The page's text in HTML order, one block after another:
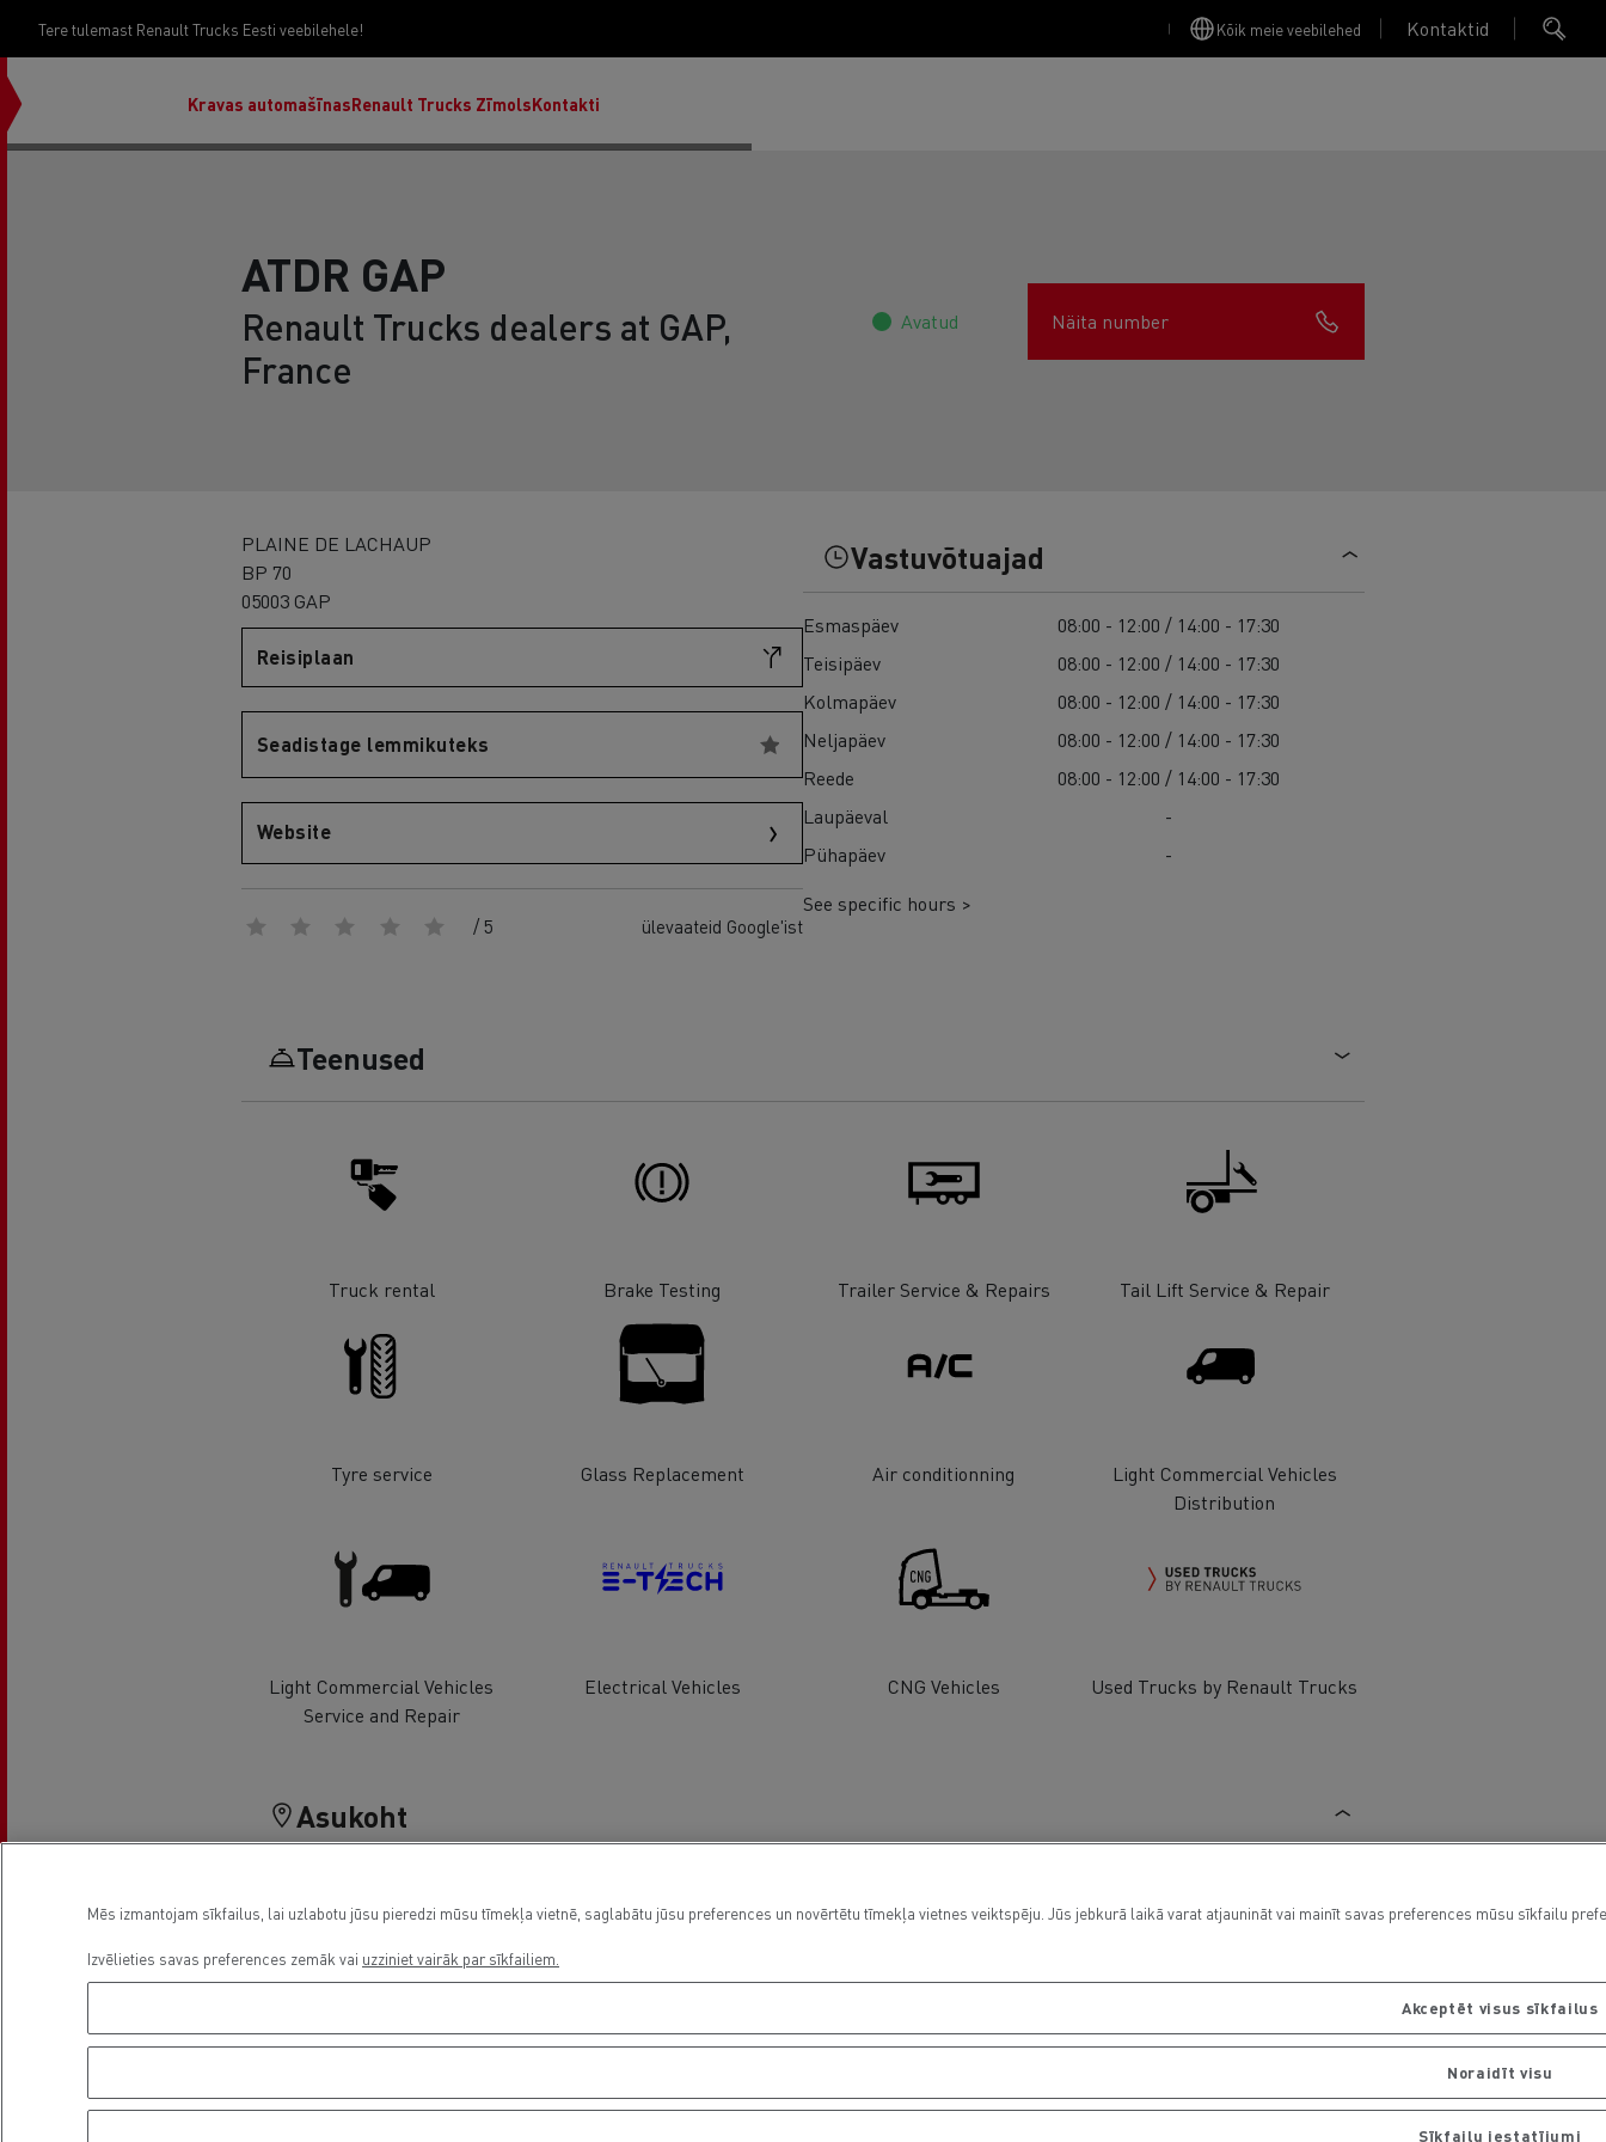
Tere tulemast Renault Trucks Eesti veebilehele! Kõik meie veebilehed Kontaktid
Kravas automašīnas
Master & Master Red Edition
Finansējums un apdrošināšana
Apkope
Renault Trucks ZīmolsKontakti
ATDR GAP
Renault Trucks dealers at GAP,
France
Avatud Näita number
PLAINE DE LACHAUP
BP 70
05003 GAP
Reisiplaan
Seadistage lemmikuteks
Website
/ 5 ülevaateid Google'ist
Vastuvõtuajad
Esmaspäev
08:00 - 12:00 / 14:00 - 17:30
Teisipäev
08:00 - 12:00 / 14:00 - 17:30
Kolmapäev
08:00 - 12:00 / 14:00 - 17:30
Neljapäev
08:00 - 12:00 / 14:00 - 17:30
Reede
08:00 - 12:00 / 14:00 - 17:30
Laupäeval
-
Pühapäev
-
See specific hours >
Teenused
Truck rental Brake Testing Trailer Service & Repairs Tail Lift Service & Repair
Tyre service Glass Replacement Air conditionning
Light Commercial Vehicles
Distribution
Light Commercial Vehicles
Service and Repair
Electrical Vehicles CNG Vehicles Used Trucks by Renault Trucks
Asukoht
Mēs izmantojam sīkfailus, lai uzlabotu jūsu pieredzi mūsu tīmekļa vietnē, saglabātu jūsu preferences un novērtētu tīmekļa vietnes veiktspēju. Jūs jebkurā laikā varat atjaunināt vai mainīt savas preferences mūsu sīkfailu
Izvēlieties savas preferences zemāk vai uzziniet vairāk par sīkfailiem.
Akceptēt visus sīkfailus
Noraidīt visu
Sīkfailu iestatījumi